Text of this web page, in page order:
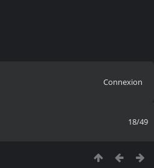
Connexion
18/49